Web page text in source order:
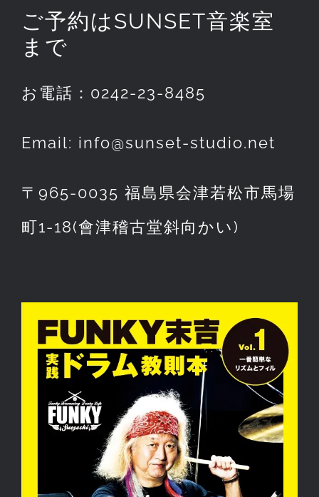
ご予約はSUNSET音楽室
まで
お電話：0242-23-8485
Email: info@sunset-studio.net
〒965-0035 福島県会津若松市馬場
町1-18(會津稽古堂斜向かい)